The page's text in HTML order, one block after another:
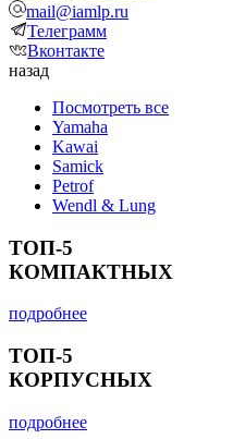
mail@iamlp.ru
Телеграмм
Вконтакте
назад
Посмотреть все
Yamaha
Kawai
Samick
Petrof
Wendl & Lung
ТОП-5
КОМПАКТНЫХ
подробнее
ТОП-5
КОРПУСНЫХ
подробнее